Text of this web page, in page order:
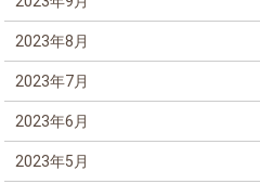
2023年8月
2023年7月
2023年6月
2023年5月